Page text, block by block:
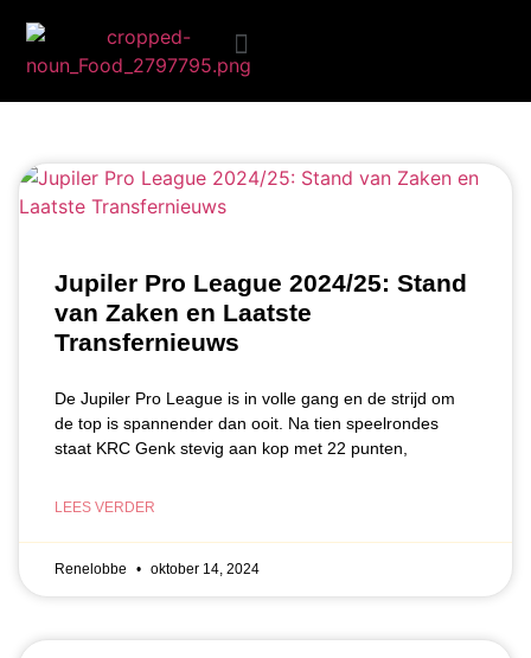
Blog
Jupiler Pro League 2024/25: Stand
van Zaken en Laatste
Transfernieuws
De Jupiler Pro League is in volle gang en de strijd om
de top is spannender dan ooit. Na tien speelrondes
staat KRC Genk stevig aan kop met 22 punten,
LEES VERDER
Renelobbe oktober 14, 2024